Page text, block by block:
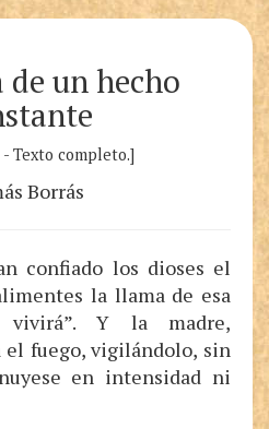
un hecho
Texto completo.]
Borrás
confiado los dioses el
la llama de esa
Y la madre,
fuego, vigilándolo, sin
en intensidad ni